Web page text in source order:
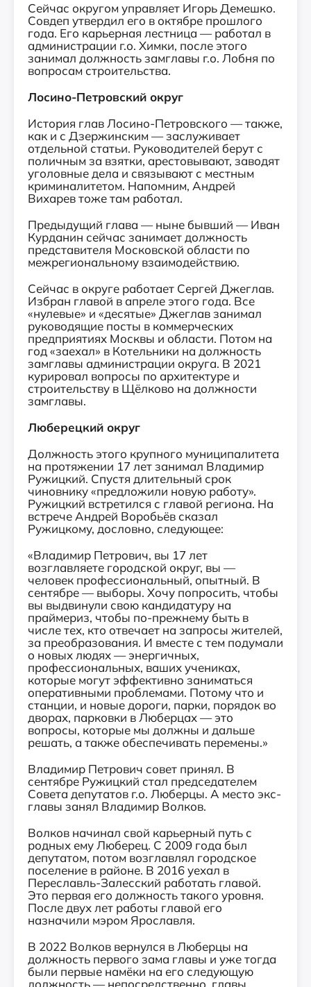
Сейчас округом управляет Игорь Демешко.
Совдеп утвердил его в октябре прошлого
года. Его карьерная лестница — работал в
администрации г.о. Химки, после этого
занимал должность замглавы г.о. Лобня по
вопросам строительства.
Лосино-Петровский округ
История глав Лосино-Петровского — также,
как и с Дзержинским — заслуживает
отдельной статьи. Руководителей берут с
поличным за взятки, арестовывают, заводят
уголовные дела и связывают с местным
криминалитетом. Напомним, Андрей
Вихарев тоже там работал.
Предыдущий глава — ныне бывший — Иван
Курданин сейчас занимает должность
представителя Московской области по
межрегиональному взаимодействию.
Сейчас в округе работает Сергей Джеглав.
Избран главой в апреле этого года. Все
«нулевые» и «десятые» Джеглав занимал
руководящие посты в коммерческих
предприятиях Москвы и области. Потом на
год «заехал» в Котельники на должность
замглавы администрации округа. В 2021
курировал вопросы по архитектуре и
строительству в Щёлково на должности
замглавы.
Люберецкий округ
Должность этого крупного муниципалитета
на протяжении 17 лет занимал Владимир
Ружицкий. Спустя длительный срок
чиновнику «предложили новую работу».
Ружицкий встретился с главой региона. На
встрече Андрей Воробьёв сказал
Ружицкому, дословно, следующее:
«Владимир Петрович, вы 17 лет
возглавляете городской округ, вы —
человек профессиональный, опытный. В
сентябре — выборы. Хочу попросить, чтобы
вы выдвинули свою кандидатуру на
праймериз, чтобы по-прежнему быть в
числе тех, кто отвечает на запросы жителей,
за преобразования. И вместе с тем подумали
о новых людях — энергичных,
профессиональных, ваших учениках,
которые могут эффективно заниматься
оперативными проблемами. Потому что и
станции, и новые дороги, парки, порядок во
дворах, парковки в Люберцах — это
вопросы, которые мы должны и дальше
решать, а также обеспечивать перемены.»
Владимир Петрович совет принял. В
сентябре Ружицкий стал председателем
Совета депутатов г.о. Люберцы. А место экс-
главы занял Владимир Волков.
Волков начинал свой карьерный путь с
родных ему Люберец. С 2009 года был
депутатом, потом возглавлял городское
поселение в районе. В 2016 уехал в
Переславль-Залесский работать главой.
Это первая его должность такого уровня.
После двух лет работы главой его
назначили мэром Ярославля.
В 2022 Волков вернулся в Люберцы на
должность первого зама главы и уже тогда
были первые намёки на его следующую
должность — непосредственно, главы